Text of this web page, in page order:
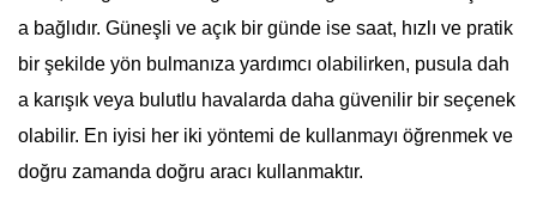
a bağlıdır. Güneşli ve açık bir günde ise saat, hızlı ve pratik
bir şekilde yön bulmanıza yardımcı olabilirken, pusula dah
a karışık veya bulutlu havalarda daha güvenilir bir seçenek
olabilir. En iyisi her iki yöntemi de kullanmayı öğrenmek ve
doğru zamanda doğru aracı kullanmaktır.